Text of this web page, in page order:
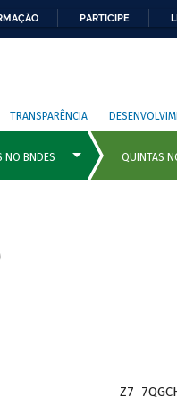
PARTICIPE
TRANSPARÊNCIA